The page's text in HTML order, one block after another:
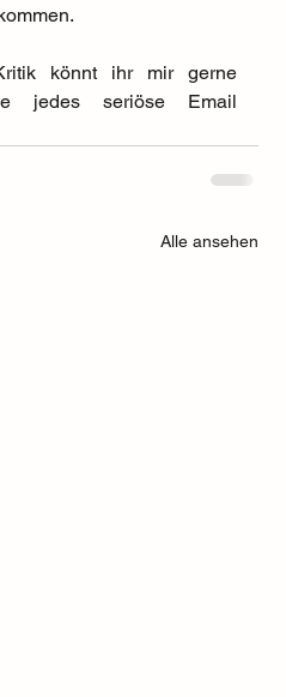
könnt ihr mir gerne
jedes seriöse Email
Alle ansehen